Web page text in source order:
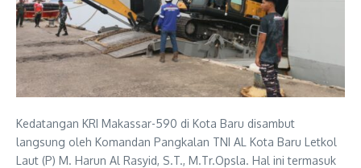
Kedatangan KRI Makassar-590 di Kota Baru disambut
langsung oleh Komandan Pangkalan TNI AL Kota Baru Letkol
Laut (P) M. Harun Al Rasyid, S.T., M.Tr.Opsla. Hal ini termasuk